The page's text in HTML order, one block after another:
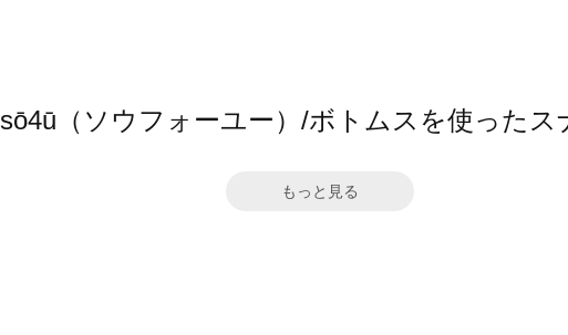
sō4ū（ソウフォーユー）/ボトムスを使ったス
もっと見る